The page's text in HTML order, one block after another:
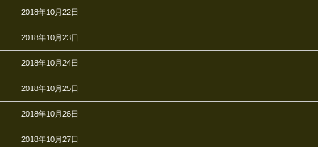
2018年10月22日
2018年10月23日
2018年10月24日
2018年10月25日
2018年10月26日
2018年10月27日